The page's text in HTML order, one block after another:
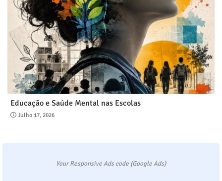
Educação e Saúde Mental nas Escolas
Julho 17, 2026
Your Responsive Ads code (Google Ads)